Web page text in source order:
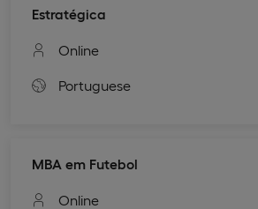
Estratégica
Online
Portuguese
MBA em Futebol
Online